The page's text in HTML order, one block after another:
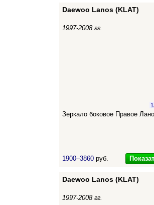
Daewoo Lanos (KLAT)
1997-2008 гг.
1
Зеркало боковое Правое
1900–3860 руб.
Daewoo Lanos (KLAT)
1997-2008 гг.